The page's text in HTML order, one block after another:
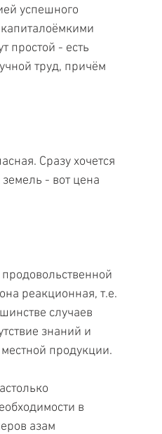
успешного
капиталоёмкими
простой - есть
труд, причём
Сразу хочется
- вот цена
реакционная, т.е.
случаев
знаний и
продукции.
в
азам